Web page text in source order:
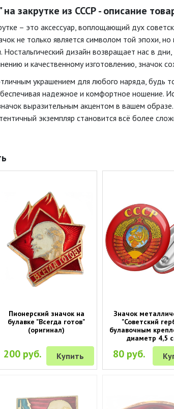
закрутке из СССР - описание
– это аксессуар, воплощающий дух
не только является символом той эпохи,
Ностальгический дизайн возвращает нас в
и качественному изготовлению, значок
украшением для любого наряда, будь
надежное и комфортное ношение.
выразительным акцентом в вашем
экземпляр становится всё более
Пионерский значок на
булавке "Всегда готов"
(оригинал)
200 руб. Купить
Значок
"Советский
булавочным
диаметр 4,5
80 руб.